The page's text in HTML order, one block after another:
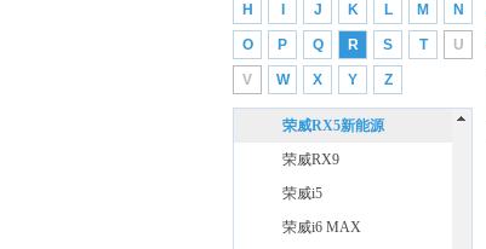
H J K L M N
O P Q R S T U
V W X Y Z
荣威M7 DMH
荣威RX5
荣威RX5 PLUS
荣威RX5新能源
荣威RX9
荣威i5
荣威i6 MAX